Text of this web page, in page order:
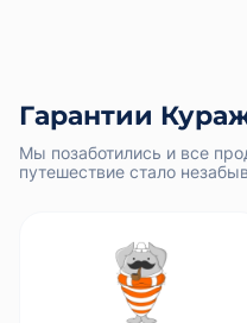
Гарантии
Мы позаботились и все
путешествие стало